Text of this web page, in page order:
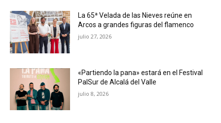
La 65ª Velada de las Nieves reúne en
Arcos a grandes figuras del flamenco
julio 27, 2026
«Partiendo la pana» estará en el Festival
PalSur de Alcalá del Valle
julio 8, 2026